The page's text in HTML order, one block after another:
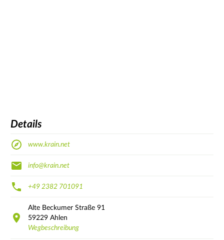
Details
www.krain.net
info@krain.net
+49 2382 701091
Alte Beckumer Straße 91
59229 Ahlen
Wegbeschreibung